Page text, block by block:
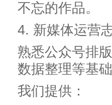
不忘的作品。
4. 新媒体运营
熟悉公众号排
数据整理等基
我们提供：